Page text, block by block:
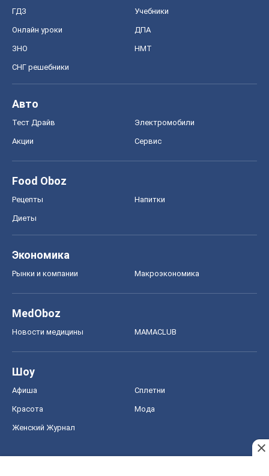
ГДЗ Учебники
Онлайн уроки ДПА
ЗНО НМТ
СНГ решебники
Авто
Тест Драйв Электромобили
Акции Сервис
Food Oboz
Рецепты Напитки
Диеты
Экономика
Рынки и компании Mакроэкономика
MedOboz
Новости медицины MAMACLUB
Шоу
Афиша Сплетни
Красота Мода
Женский Журнал